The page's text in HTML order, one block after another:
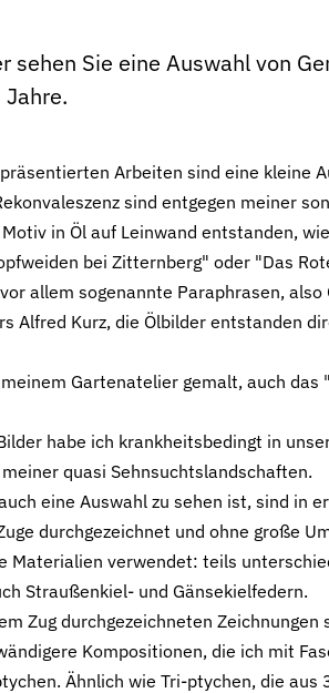
sehen Sie eine Auswahl von
Arbeiten sind eine kleine
sind entgegen meiner
in Öl auf Leinwand entstanden,
bei Zitternberg" oder "Das
allem sogenannte Paraphrasen,
Alfred Kurz, die Ölbilder entstanden
Gartenatelier gemalt, auch
habe ich krankheitsbedingt in
quasi Sehnsuchtslandschaften.
eine Auswahl zu sehen ist, sind in
durchgezeichnet und ohne große
Materialien verwendet: teils
Straußenkiel- und Gänsekielfedern.
Zug durchgezeichneten
Kompositionen, die ich mit
Ähnlich wie Tri-ptychen, die aus